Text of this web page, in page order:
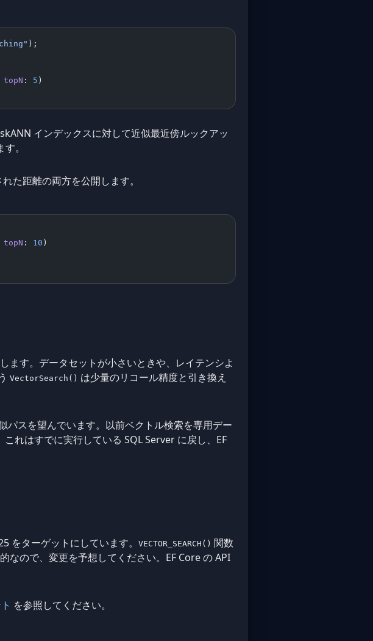
);
topN : 5 )
インデックスに対して近似最近傍ルックアッ
。
た距離の両方を公開します。
topN : 10 )
ます。データセットが小さいときや、レイテンシよ
VectorSearch() は少量のリコール精度と引き換え
パスを望んでいます。以前ベクトル検索を専用デー
れはすでに実行している SQL Server に戻し、EF
をターゲットにしています。 VECTOR_SEARCH() 関数
なので、変更を予想してください。EF Core の API
を参照してください。